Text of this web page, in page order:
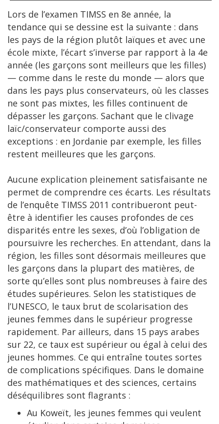
Lors de l’examen TIMSS en 8e année, la
tendance qui se dessine est la suivante : dans
les pays de la région plutôt laïques et avec une
école mixte, l’écart s’inverse par rapport à la 4e
année (les garçons sont meilleurs que les filles)
— comme dans le reste du monde — alors que
dans les pays plus conservateurs, où les classes
ne sont pas mixtes, les filles continuent de
dépasser les garçons. Sachant que le clivage
laïc/conservateur comporte aussi des
exceptions : en Jordanie par exemple, les filles
restent meilleures que les garçons.
Aucune explication pleinement satisfaisante ne
permet de comprendre ces écarts. Les résultats
de l’enquête TIMSS 2011 contribueront peut-
être à identifier les causes profondes de ces
disparités entre les sexes, d’où l’obligation de
poursuivre les recherches. En attendant, dans la
région, les filles sont désormais meilleures que
les garçons dans la plupart des matières, de
sorte qu’elles sont plus nombreuses à faire des
études supérieures. Selon les statistiques de
l’UNESCO, le taux brut de scolarisation des
jeunes femmes dans le supérieur progresse
rapidement. Par ailleurs, dans 15 pays arabes
sur 22, ce taux est supérieur ou égal à celui des
jeunes hommes. Ce qui entraîne toutes sortes
de complications spécifiques. Dans le domaine
des mathématiques et des sciences, certains
déséquilibres sont flagrants :
Au Koweït, les jeunes femmes qui veulent